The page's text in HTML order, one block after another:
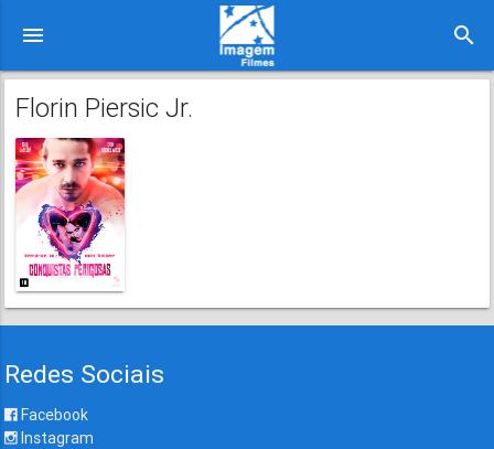
menu search
Florin Piersic Jr.
Redes Sociais
Facebook
Instagram